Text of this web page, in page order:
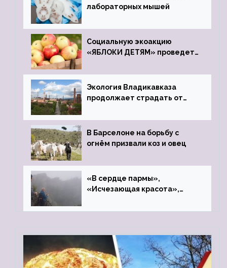
лабораторных мышей
Социальную экоакцию
«ЯБЛОКИ ДЕТЯМ» проведет
Экология Владикавказа
продолжает страдать от
В Барселоне на борьбу с
огнём призвали коз и овец
«В сердце пармы»,
«Исчезающая красота»,